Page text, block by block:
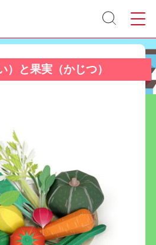
サイト
内検索
メニュ
ー
）と果実（かじつ）